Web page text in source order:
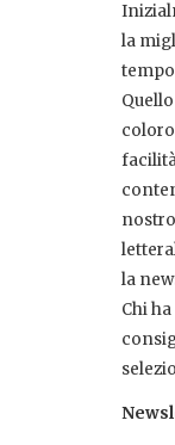
la
la
Chi